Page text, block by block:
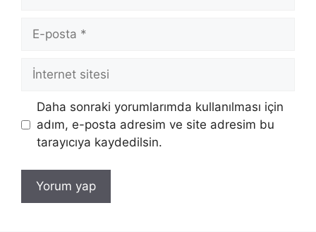
posta
İnternet
Daha sonraki yorumlarımda kullanılması için
adım, e-posta adresim ve site adresim bu
tarayıcıya kaydedilsin.